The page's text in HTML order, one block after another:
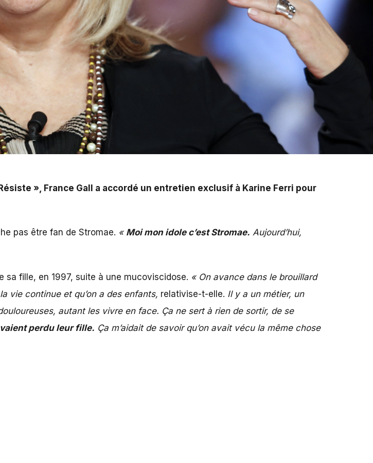
», France Gall a accordé un entretien exclusif à Karine Ferri pour
pas être fan de Stromae. « Moi mon idole c’est Stromae. Aujourd’hui,
fille, en 1997, suite à une mucoviscidose. « On avance dans le brouillard
vie continue et qu’on a des enfants, relativise-t-elle. Il y a un métier, un
autant les vivre en face. Ça ne sert à rien de sortir, de se
perdu leur fille. Ça m’aidait de savoir qu’on avait vécu la même chose